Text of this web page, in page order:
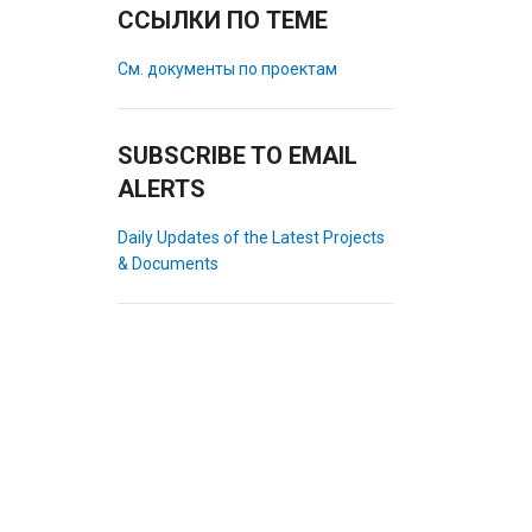
ССЫЛКИ ПО ТЕМЕ
См. документы по проектам
SUBSCRIBE TO EMAIL
ALERTS
Daily Updates of the Latest Projects
& Documents